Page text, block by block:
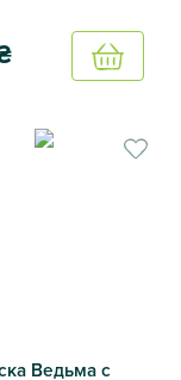
12
Купить
Ведьма с